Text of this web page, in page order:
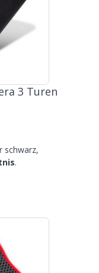
3 Turen
schwarz,
.